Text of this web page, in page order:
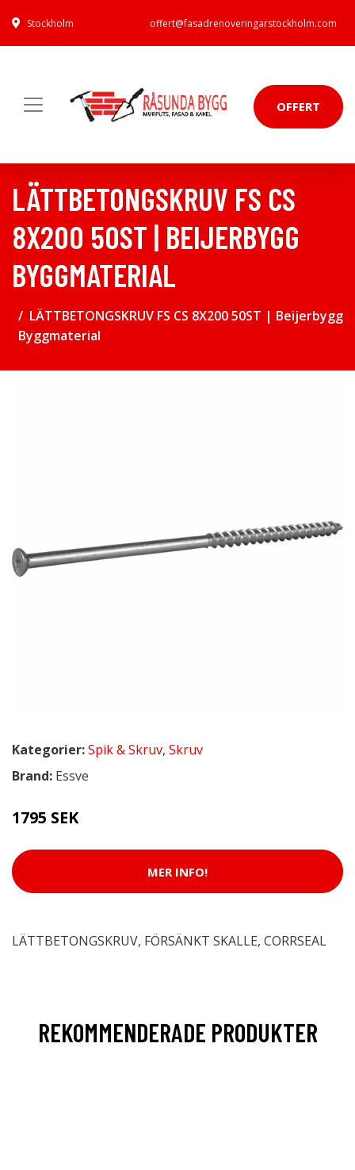
Stockholm offert@fasadrenoveringarstockholm.com
OFFERT
LÄTTBETONGSKRUV FS CS
8X200 50ST | BEIJERBYGG
BYGGMATERIAL
LÄTTBETONGSKRUV FS CS 8X200 50ST | Beijerbygg
Byggmaterial
Kategorier:Spik & Skruv, Skruv
Brand: Essve
1795 SEK
MER INFO!
LÄTTBETONGSKRUV, FÖRSÄNKT SKALLE, CORRSEAL
REKOMMENDERADE PRODUKTER